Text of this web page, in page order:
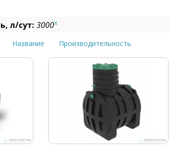
л/сут: 3000x
Название Производительность